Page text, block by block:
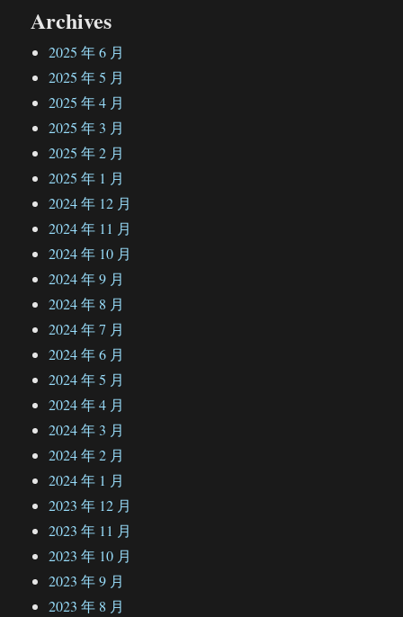
Archives
2025 年 6 月
2025 年 5 月
2025 年 4 月
2025 年 3 月
2025 年 2 月
2025 年 1 月
2024 年 12 月
2024 年 11 月
2024 年 10 月
2024 年 9 月
2024 年 8 月
2024 年 7 月
2024 年 6 月
2024 年 5 月
2024 年 4 月
2024 年 3 月
2024 年 2 月
2024 年 1 月
2023 年 12 月
2023 年 11 月
2023 年 10 月
2023 年 9 月
2023 年 8 月